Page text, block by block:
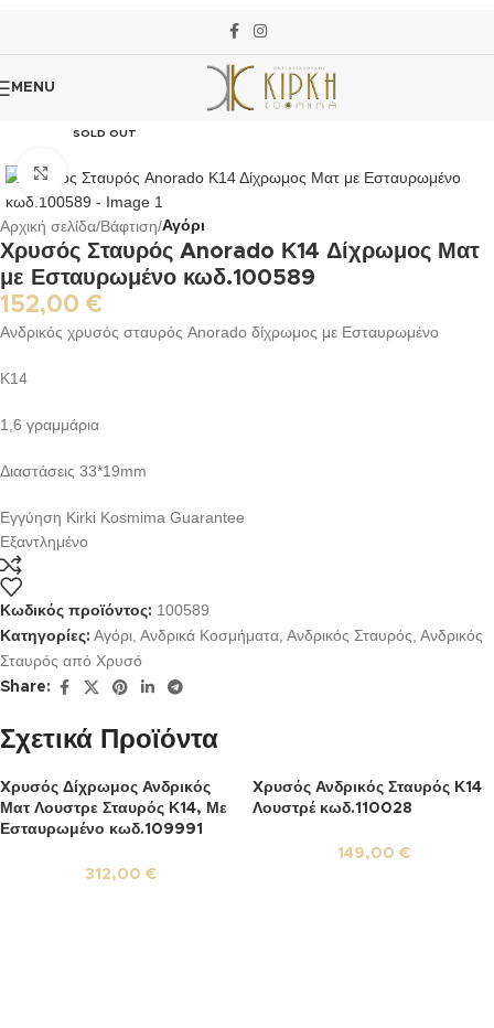
MENU
SOLD OUT
Click to enlarge
Αρχική σελίδα Βάφτιση Αγόρι
Χρυσός Σταυρός Anorado Κ14 Δίχρωμος Ματ
με Εσταυρωμένο κωδ.100589
152,00 €
Ανδρικός χρυσός σταυρός Anorado δίχρωμος με Εσταυρωμένο
Κ14
1,6 γραμμάρια
Διαστάσεις 33*19mm
Εγγύηση Kirki Kosmima Guarantee
Εξαντλημένο
Κωδικός προϊόντος: 100589
Κατηγορίες: Αγόρι Ανδρικά Κοσμήματα Ανδρικός Σταυρός Ανδρικός
Σταυρός από Χρυσό
Share:
Σχετικά Προϊόντα
Xρυσός Δίχρωμος Ανδρικός
Ματ Λουστρε Σταυρός Κ14, Με
Εσταυρωμένο κωδ.109991
312,00 €
Xρυσός Ανδρικός Σταυρός Κ14
Λουστρέ κωδ.110028
149,00 €